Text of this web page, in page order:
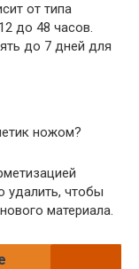
от типа
до 48 часов.
до 7 дней для
ножом?
удалить, чтобы
материала.